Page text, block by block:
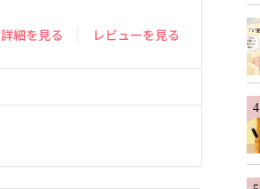
詳細を見る レビューを見る